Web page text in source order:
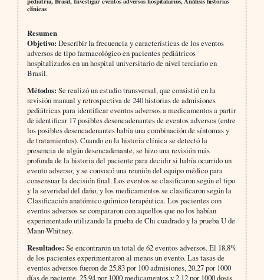
clínicas
Resumen
Objetivo: Describir la frecuencia y características de los eventos
adversos de tipo farmacológico en pacientes pediátricos
hospitalizados en un hospital universitario de nivel terciario en
Brasil.
Métodos: Se realizó un estudio transversal, que consistió en la
revisión manual y retrospectiva de 240 historias de admisiones
pediátricas para identificar eventos adversos a medicamentos a partir
de identificar 17 posibles desencadenantes de eventos adversos (entre
los posibles desencadenantes había una combinación de síntomas y
de tratamientos). Cuando en la historia clínica se detectó la
presencia de algún desencadenante, se hizo una revisión más
profunda de la historia del paciente para decidir si había ocurrido un
evento adverso; y se convocó una reunión del equipo médico para
consensuar la decisión final. Los eventos se clasificaron según el tipo
y la severidad del daño, y los medicamentos se clasificaron según la
Clasificación anatómico químico terapéutica. Los pacientes con
eventos adversos se compararon con aquellos que no los habían
experimentado utilizando la prueba de Chi cuadrado y la prueba U de
Mann-Whitney.
Resultados: Se encontraron un total de 62 eventos adversos. El 18,8%
de los pacientes experimentaron al menos un evento. Las tasas de
eventos adversos fueron de 25,83 por 100 admisiones, 20,27 por 1000
días de paciente, 25,94 por 1000 medicamentos y 2,12 por 1000 dosis